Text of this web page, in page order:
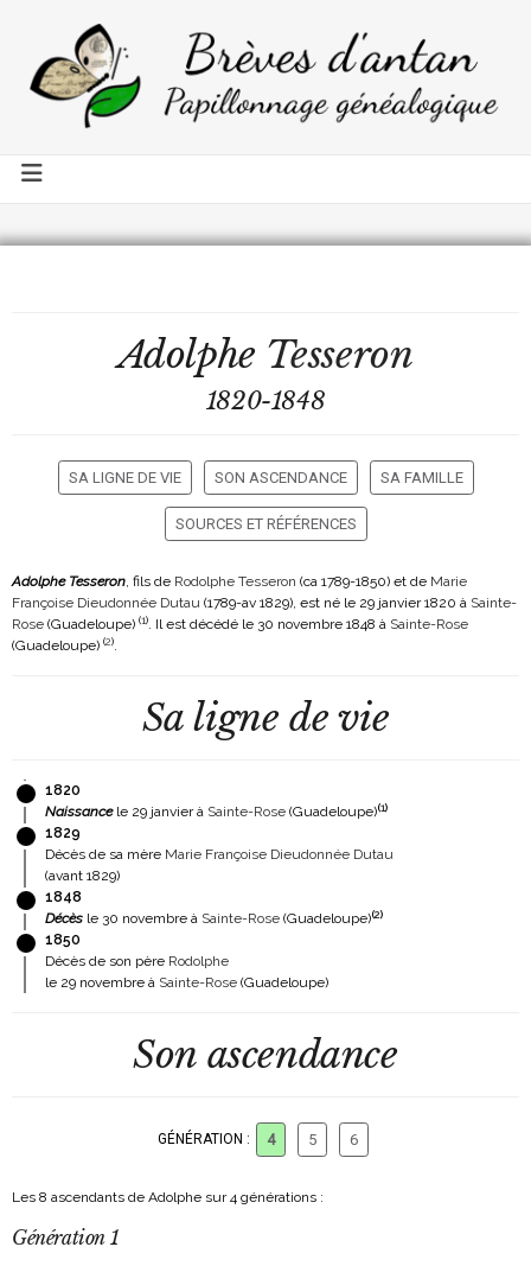
Adolphe Tesseron
1820-1848
SA LIGNE DE VIE SON ASCENDANCE SA FAMILLE
SOURCES ET RÉFÉRENCES
Adolphe Tesseron, fils de Rodolphe Tesseron (ca 1789-1850) et de Marie
Françoise Dieudonnée Dutau (1789-av 1829), est né le 29 janvier 1820 à Sainte-
Rose (Guadeloupe) (1). Il est décédé le 30 novembre 1848 à Sainte-Rose
(Guadeloupe) (2).
Sa ligne de vie
1820
Naissancele 29 janvier à Sainte-Rose (Guadeloupe)(1)
1829
Décès de sa mère Marie Françoise Dieudonnée Dutau
(avant 1829)
1848
Décès le 30 novembre à Sainte-Rose (Guadeloupe)(2)
1850
Décès de son père Rodolphe
le 29 novembre à Sainte-Rose (Guadeloupe)
Son ascendance
GÉNÉRATION : 4 5 6
Les 8 ascendants de Adolphe sur 4 générations :
Génération 1